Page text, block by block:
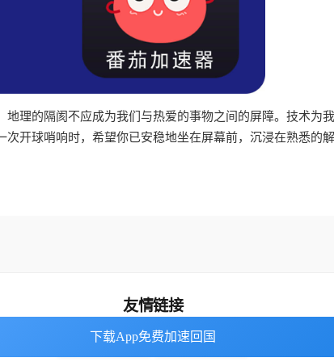
地理的隔阂不应成为我们与热爱的事物之间的屏障。技术为
开球哨响时，希望你已安稳地坐在屏幕前，沉浸在熟悉的
下载App免费加速回国
下载App免费加速回国
友情链接
海外回国加速器 番茄加速器